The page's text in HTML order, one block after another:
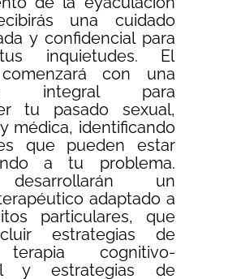
una cuidado
y confidencial para
inquietudes. El
con una
integral para
tu pasado sexual,
médica, identificando
que pueden estar
a tu problema.
un
adaptado a
particulares, que
estrategias de
cognitivo-
y estrategias de